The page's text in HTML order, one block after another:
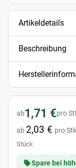
Artikeldetails
Beschreibung
ab1,71 €pro
ab 2,03 € pro Stk
Stück
Spare bei